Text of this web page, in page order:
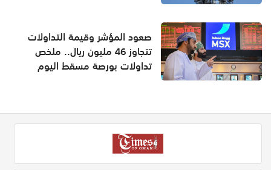
صعود المؤشر وقيمة التداولات
تتجاوز 46 مليون ريال.. ملخص
تداولات بورصة مسقط اليوم